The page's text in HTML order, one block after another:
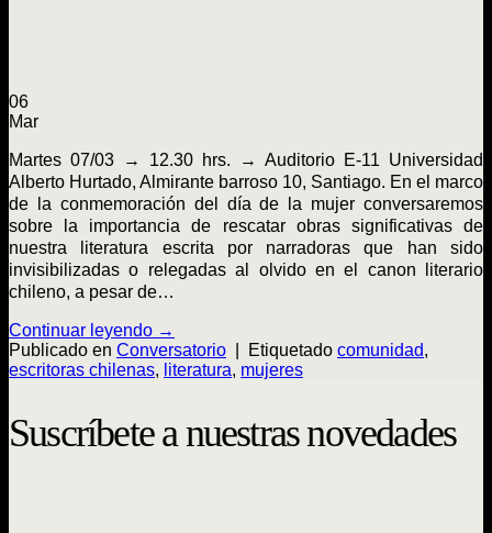
06
Mar
Martes 07/03 → 12.30 hrs. → Auditorio E-11 Universidad
Alberto Hurtado, Almirante barroso 10, Santiago. En el marco
de la conmemoración del día de la mujer conversaremos
sobre la importancia de rescatar obras significativas de
nuestra literatura escrita por narradoras que han sido
invisibilizadas o relegadas al olvido en el canon literario
chileno, a pesar de…
Continuar leyendo →
Publicado en Conversatorio Etiquetado comunidad,
escritoras chilenas, literatura, mujeres
Suscríbete a nuestras novedades